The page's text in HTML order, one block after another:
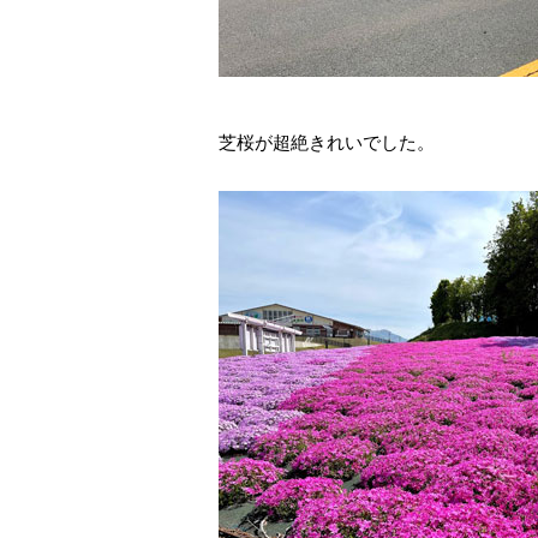
芝桜が超絶きれいでした。